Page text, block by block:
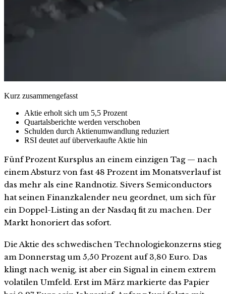
Kurz zusammengefasst
Aktie erholt sich um 5,5 Prozent
Quartalsberichte werden verschoben
Schulden durch Aktienumwandlung reduziert
RSI deutet auf überverkaufte Aktie hin
Fünf Prozent Kursplus an einem einzigen Tag — nach
einem Absturz von fast 48 Prozent im Monatsverlauf ist
das mehr als eine Randnotiz. Sivers Semiconductors
hat seinen Finanzkalender neu geordnet, um sich für
ein Doppel-Listing an der Nasdaq fit zu machen. Der
Markt honoriert das sofort.
Die Aktie des schwedischen Technologiekonzerns stieg
am Donnerstag um 5,50 Prozent auf 3,80 Euro. Das
klingt nach wenig, ist aber ein Signal in einem extrem
volatilen Umfeld. Erst im März markierte das Papier